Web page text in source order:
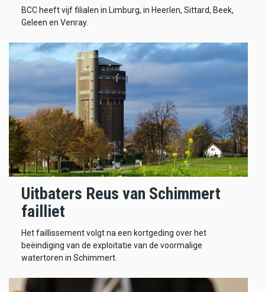
BCC heeft vijf filialen in Limburg, in Heerlen, Sittard, Beek,
Geleen en Venray.
Uitbaters Reus van Schimmert
failliet
Het faillissement volgt na een kortgeding over het
beëindiging van de exploitatie van de voormalige
watertoren in Schimmert.